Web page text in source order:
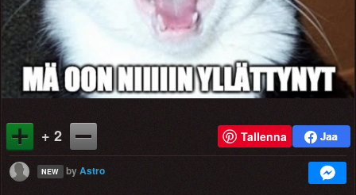
+ 2 Tallenna
NEW byAstro